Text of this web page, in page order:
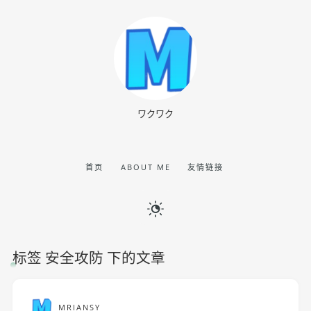
ワクワク
首页 ABOUT ME 友情链接
标签 安全攻防 下的文章
MRIANSY